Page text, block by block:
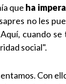
que ha
no les
cuando
social".
Con